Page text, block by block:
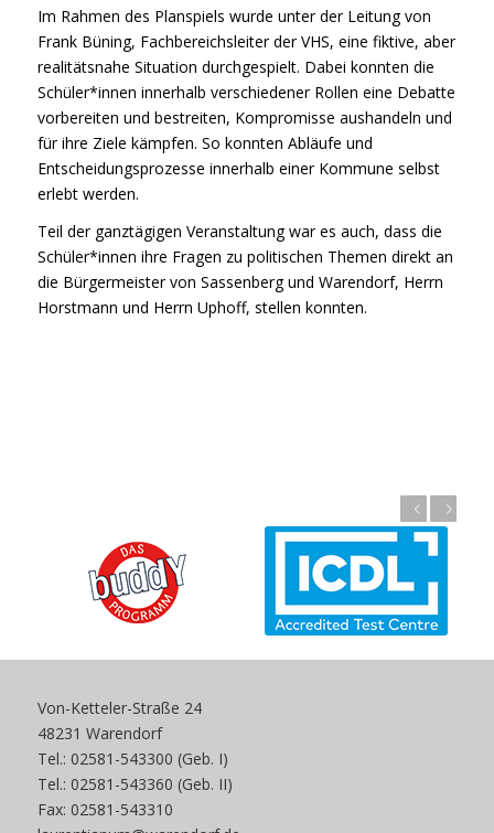
Im Rahmen des Planspiels wurde unter der Leitung von
Frank Büning, Fachbereichsleiter der VHS, eine fiktive, aber
realitätsnahe Situation durchgespielt. Dabei konnten die
Schüler*innen innerhalb verschiedener Rollen eine Debatte
vorbereiten und bestreiten, Kompromisse aushandeln und
für ihre Ziele kämpfen. So konnten Abläufe und
Entscheidungsprozesse innerhalb einer Kommune selbst
erlebt werden.
Teil der ganztägigen Veranstaltung war es auch, dass die
Schüler*innen ihre Fragen zu politischen Themen direkt an
die Bürgermeister von Sassenberg und Warendorf, Herrn
Horstmann und Herrn Uphoff, stellen konnten.
Von-Ketteler-Straße 24
48231 Warendorf
Tel.: 02581-543300 (Geb. I)
Tel.: 02581-543360 (Geb. II)
Fax: 02581-543310